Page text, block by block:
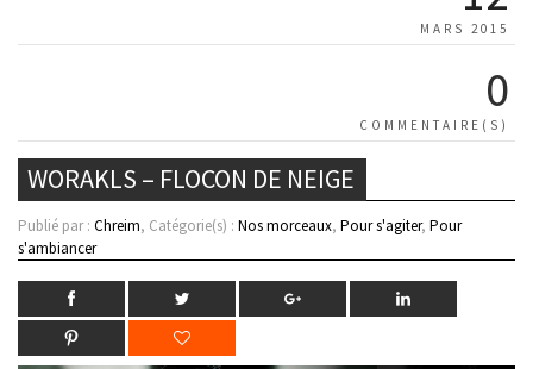
MARS 2015
0
COMMENTAIRE(S)
WORAKLS – FLOCON DE NEIGE
Publié par : Chreim, Catégorie(s) : Nos morceaux, Pour s'agiter, Pour
s'ambiancer